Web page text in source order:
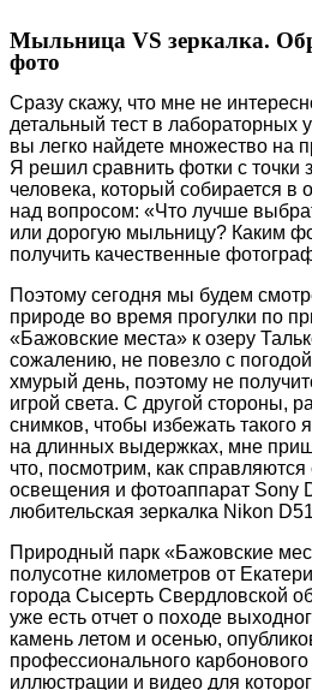
Мыльница VS зеркалка.
фото
Сразу скажу, что мне не
детальный тест в лабораторных
вы легко найдете множество на
Я решил сравнить фотки с точки
человека, который собирается в
над вопросом: «Что лучше
или дорогую мыльницу? Каким
получить качественные
Поэтому сегодня мы будем
природе во время прогулки по
«Бажовские места» к озеру
сожалению, не повезло с
хмурый день, поэтому не
игрой света. С другой стороны,
снимков, чтобы избежать такого
на длинных выдержках, мне
что, посмотрим, как справляются
освещения и фотоаппарат Sony
любительская зеркалка Nikon
Природный парк «Бажовские
полусотне километров от
города Сысерть Свердловской
уже есть отчет о походе
камень летом и осенью,
профессионального
иллюстрации и видео для